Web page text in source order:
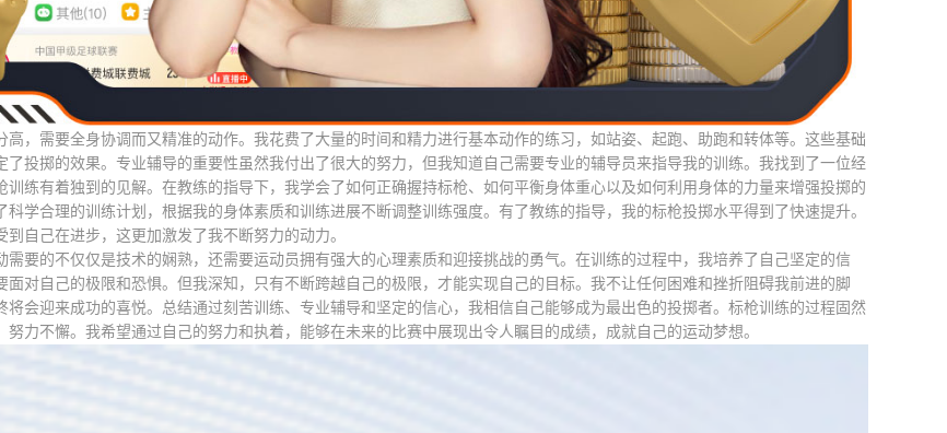
高，需要全身协调而又精准的动作。我花费了大量的时间和精力进行基本动作的练习，如站姿、起跑、助跑和转体等。这些基础
了投掷的效果。专业辅导的重要性虽然我付出了很大的努力，但我知道自己需要专业的辅导员来指导我的训练。我找到了一位经
训练有着独到的见解。在教练的指导下，我学会了如何正确握持标枪、如何平衡身体重心以及如何利用身体的力量来增强投掷的
科学合理的训练计划，根据我的身体素质和训练进展不断调整训练强度。有了教练的指导，我的标枪投掷水平得到了快速提升。
自己在进步，这更加激发了我不断努力的动力。
需要的不仅仅是技术的娴熟，还需要运动员拥有强大的心理素质和迎接挑战的勇气。在训练的过程中，我培养了自己坚定的信
面对自己的极限和恐惧。但我深知，只有不断跨越自己的极限，才能实现自己的目标。我不让任何困难和挫折阻碍我前进的脚
将会迎来成功的喜悦。总结通过刻苦训练、专业辅导和坚定的信心，我相信自己能够成为最出色的投掷者。标枪训练的过程固然
努力不懈。我希望通过自己的努力和执着，能够在未来的比赛中展现出令人瞩目的成绩，成就自己的运动梦想。